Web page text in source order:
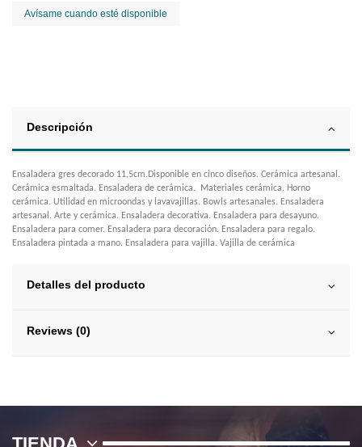
Descripción
Ensaladera gres decorado 11,5cm.Disponible en cinco diseños. Cerámica artesanal.
Cerámica esmaltada. Ensaladera de cerámica. Materiales cerámica. Horno
cerámica. Utilidad en microondas y lavavajillas. Bowls artesanales. Ensaladera
artesanal. Arte y cerámica. Ensaladera decorativa. Ensaladera para desayuno.
Ensaladera para comer. Ensaladera para decoración. Ensaladera para regalo.
Ensaladera pintada a mano. Ensaladera para vajilla. Vajilla de cerámica
Detalles del producto
Reviews (0)